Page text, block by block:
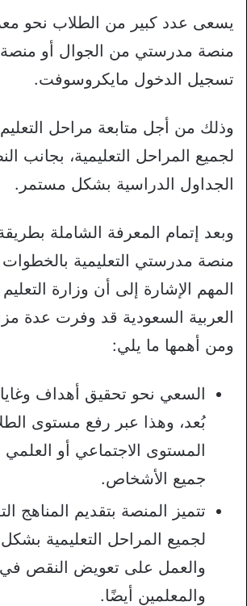
يسعى عدد كبير من الطلاب نحو
منصة مدرستي من الجوال أو
تسجيل الدخول مايكروسوفت.
وذلك من أجل متابعة مراحل التعليم
لجميع المراحل التعليمية، بجانب
الجداول الدراسية بشكل مستمر.
وبعد إتمام المعرفة الشاملة
منصة مدرستي التعليمية
المهم الإشارة إلى أن وزارة
العربية السعودية قد وفرت عدة
ومن أهمها ما يلي:
السعي نحو تحقيق أهداف
بُعد، وهذا عبر رفع مستوى
المستوى الاجتماعي أو العلمي
جميع الأشخاص.
تتميز المنصة بتقديم المناهج
لجميع المراحل التعليمية
والعمل على تعويض النقص في
والمعلمين أيضًا.